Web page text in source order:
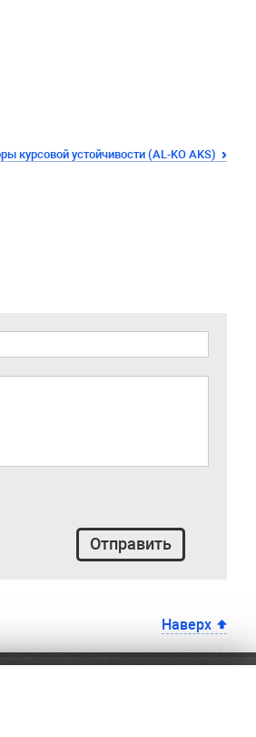
курсовой устойчивости (AL-KO AKS)
Отправить
Наверх